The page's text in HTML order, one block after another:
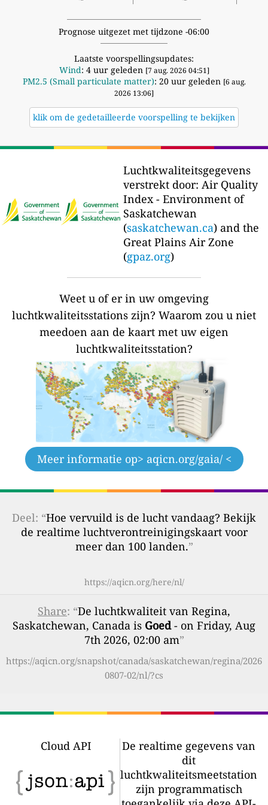
Prognose uitgezet met tijdzone -06:00
Laatste voorspellingsupdates:
Wind: 4 uur geleden [7 aug. 2026 04:51]
PM2.5 (Small particulate matter): 20 uur geleden [6 aug.
2026 13:06]
klik om de gedetailleerde voorspelling te bekijken
Luchtkwaliteitsgegevens
verstrekt door: Air Quality
Index - Environment of
Saskatchewan
(saskatchewan.ca) and the
Great Plains Air Zone
(gpaz.org)
Weet u of er in uw omgeving
luchtkwaliteitsstations zijn? Waarom zou u niet
meedoen aan de kaart met uw eigen
luchtkwaliteitsstation?
Meer informatie op> aqicn.org/gaia/ <
Deel: “Hoe vervuild is de lucht vandaag? Bekijk
de realtime luchtverontreinigingskaart voor
meer dan 100 landen.”
https://aqicn.org/here/nl/
Share: “De luchtkwaliteit van Regina,
Saskatchewan, Canada is Goed- on Friday, Aug
7th 2026, 02:00 am”
https://aqicn.org/snapshot/canada/saskatchewan/regina/2026
0807-02/nl/?cs
Cloud API
De realtime gegevens van
dit
luchtkwaliteitsmeetstation
zijn programmatisch